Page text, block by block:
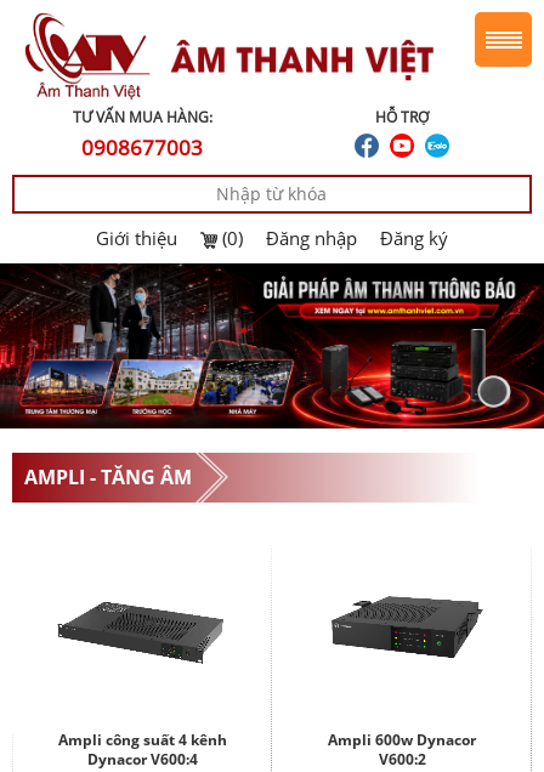
HỖ TRỢ
TƯ VẤN MUA HÀNG:
0908677003
Giới thiệu (0) Đăng nhập Đăng ký
AMPLI - TĂNG ÂM
Ampli công suất 4 kênh
Dynacor V600:4
Ampli 600w Dynacor
V600:2